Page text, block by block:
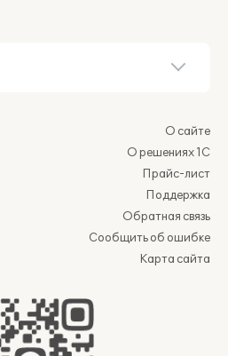
О сайте
О решениях 1С
Прайс-лист
Поддержка
Обратная связь
Сообщить об ошибке
Карта сайта